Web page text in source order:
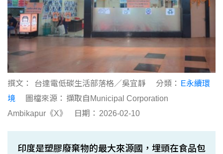
撰文： 台達電低碳生活部落格／吳宜靜 分類：
E永續環
境
圖檔來源： 擷取自Municipal Corporation
Ambikapur《X》
日期： 2026-02-10
印度是塑膠廢棄物的最大來源國，埋頭在食品包